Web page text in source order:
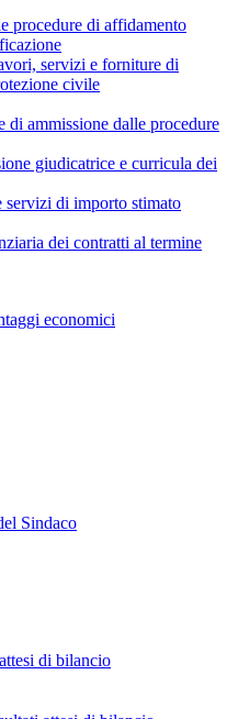
procedure di affidamento
servizi e forniture di
civile
di ammissione dalle procedure
giudicatrice e curricula dei
servizi di importo stimato
dei contratti al termine
economici
Sindaco
di bilancio